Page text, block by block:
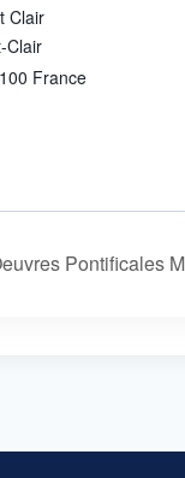
Clair
Clair
France
Pontificales